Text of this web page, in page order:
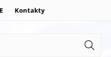
Kontakty